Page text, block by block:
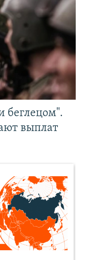
беглецом".
выплат